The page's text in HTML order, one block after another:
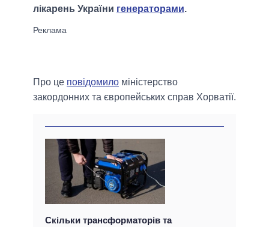
лікарень України генераторами.
Про це повідомило міністерство
закордонних та європейських справ Хорватії.
Скільки трансформаторів та